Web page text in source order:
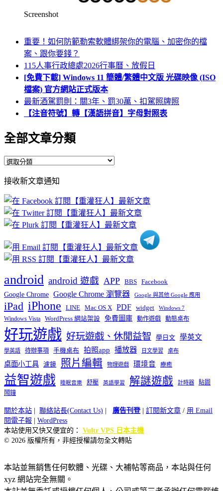
Screenshot
重要！如何防範勒索軟體綁架你的電腦、加密你的檔
案、跟你要錢？
115人事行政總處2026行事曆、放假日
[免費下載] Windows 11 簡體/繁體中文版 光碟映像 (ISO
檔案) 官方網站正式版本
最新酒駕罰則：關3年、罰30萬、扣駕照牌照
【注音符號】轉【漢語拼音】字母對照表
全部文章分類
全
文
章
分
類
接收新文章通知
android android 遊戲 APP BBS Facebook
Google Chrome Google Chrome 瀏覽器 Google 與其他 Google 應用
iPad iPhone LINE Mac OS X PDF widget Windows 7
Windows Vista WordPress 網站架設 免費圖庫 動作遊戲 動態桌布
好玩遊戲 好玩遊戲、休閒益智 學日文 學英文
學英語 待辦事項 手機桌布 拍照app 播放器 日文學習 桌布
桌面小工具 濾鏡 照片編輯 物理遊戲 環境音 療癒
益智遊戲 睡眠音樂 舒壓 英語學習 解謎遊戲 計時器
貼圖
鬧鐘
關於本站 聯絡站長(Contact Us) 廣告刊登| 訂閱新文章 / 用 Email
閱電子報
WordPress
本站使用又快又便宜的： Vultr VPS 日本主機
© 2026 版權所有，非經授權請勿全文轉貼
本站並無銷售任何軟體、光碟、大補帖等商品，本站與任何
xyz 網站完全無關。